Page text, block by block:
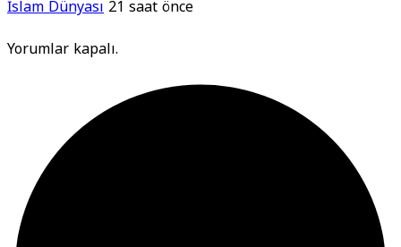
İslam Dünyası21 saat önce
Yorumlar kapalı.